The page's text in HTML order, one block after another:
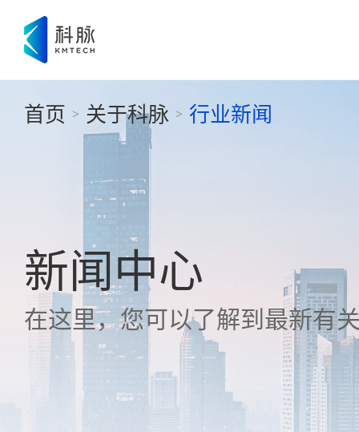
首页 > 关于科脉 > 行业新闻
新闻中心
在这里，您可以了解到最新有